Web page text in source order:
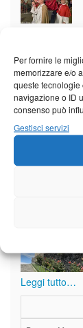
Per fornire le
memorizzare e/o
queste tecnologie
navigazione o ID
consenso può
Gestisci servizi
Leggi tutto…